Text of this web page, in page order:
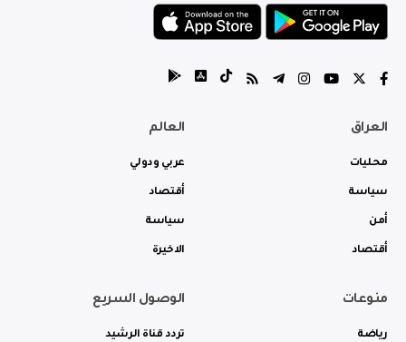
العراق
محليات
سياسة
أمن
أقتصاد
العالم
عربي ودولي
أقتصاد
سياسة
الاخيرة
منوعات
رياضة
الوصول السريع
تردد قناة الرشيد